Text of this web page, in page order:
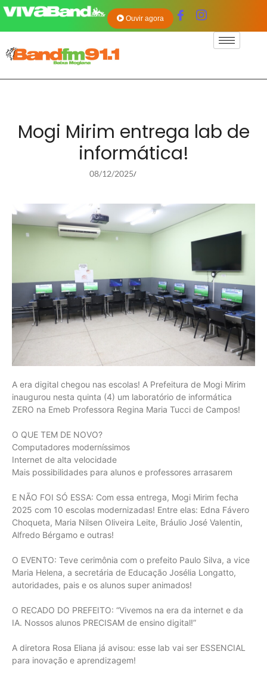
Ouvir agora
Mogi Mirim entrega lab de
informática!
08/12/2025/
A era digital chegou nas escolas! A Prefeitura de Mogi Mirim
inaugurou nesta quinta (4) um laboratório de informática
ZERO na Emeb Professora Regina Maria Tucci de Campos!
O QUE TEM DE NOVO?
Computadores moderníssimos
Internet de alta velocidade
Mais possibilidades para alunos e professores arrasarem
E NÃO FOI SÓ ESSA: Com essa entrega, Mogi Mirim fecha
2025 com 10 escolas modernizadas! Entre elas: Edna Fávero
Choqueta, Maria Nilsen Oliveira Leite, Bráulio José Valentin,
Alfredo Bérgamo e outras!
O EVENTO: Teve cerimônia com o prefeito Paulo Silva, a vice
Maria Helena, a secretária de Educação Josélia Longatto,
autoridades, pais e os alunos super animados!
O RECADO DO PREFEITO: “Vivemos na era da internet e da
IA. Nossos alunos PRECISAM de ensino digital!”
A diretora Rosa Eliana já avisou: esse lab vai ser ESSENCIAL
para inovação e aprendizagem!